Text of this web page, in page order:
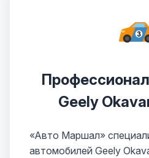
Geely
«Авто Маршал»
автомобилей Geely